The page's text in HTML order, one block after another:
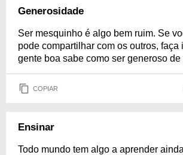
Generosidade
Ser mesquinho é algo bem ruim. Se
pode compartilhar com os outros, faça
gente boa sabe como ser generoso de
COPIAR
Ensinar
Todo mundo tem algo a aprender